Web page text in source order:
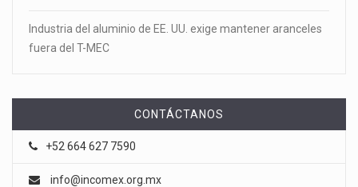
Industria del aluminio de EE. UU. exige mantener aranceles
fuera del T-MEC
CONTÁCTANOS
+52 664 627 7590
info@incomex.org.mx